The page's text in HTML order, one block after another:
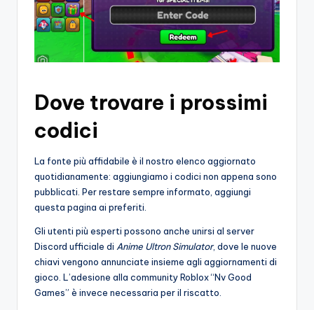
Dove trovare i prossimi
codici
La fonte più affidabile è il nostro elenco aggiornato
quotidianamente: aggiungiamo i codici non appena sono
pubblicati. Per restare sempre informato, aggiungi
questa pagina ai preferiti.
Gli utenti più esperti possono anche unirsi al server
Discord ufficiale di Anime Ultron Simulator, dove le nuove
chiavi vengono annunciate insieme agli aggiornamenti di
gioco. L’adesione alla community Roblox “Nv Good
Games” è invece necessaria per il riscatto.